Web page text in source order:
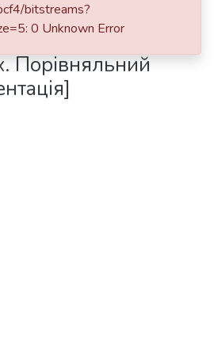
баз
Порівняльний
bitstreams?
0 Unknown Error